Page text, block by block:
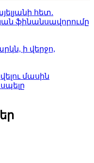
հետ.
ֆինանսավորումը
ի վերջո,
մասին